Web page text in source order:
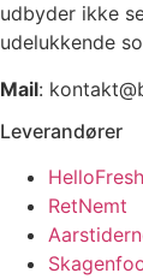
udbyder ikke
udelukkende
Mail:
Leverandører
HelloFresh
RetNemt